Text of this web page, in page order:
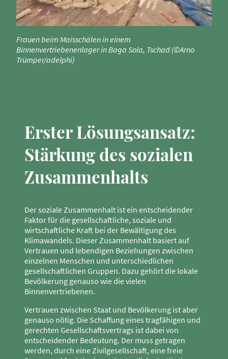
Frauen beim Maisschälen in einem
Binnenvertriebenenlager in Baga Sola, Tschad (©Arno
Trümper/adelphi)
Erster Lösungsansatz:
Stärkung des sozialen
Zusammenhalts
Der soziale Zusammenhalt ist ein entscheidender
Faktor für die gesellschaftliche, soziale und
wirtschaftliche Kraft bei der Bewältigung des
Klimawandels. Dieser Zusammenhalt basiert auf
Vertrauen und lebendigen Beziehungen zwischen
einzelnen Menschen und unterschiedlichen
gesellschaftlichen Gruppen. Dazu gehört die lokale
Bevölkerung genauso wie die vielen
Binnenvertriebenen.
Vertrauen zwischen Staat und Bevölkerung ist aber
genauso nötig. Die Schaffung eines tragfähigen und
gerechten Gesellschaftsvertrags ist dabei von
entscheidender Bedeutung. Der muss getragen
werden, durch eine Zivilgesellschaft, eine freie